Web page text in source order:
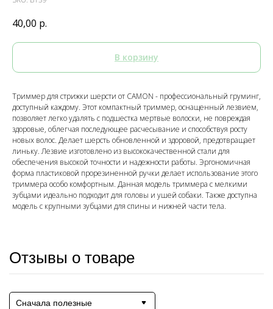
40,00 р.
В корзину
Триммер для стрижки шерсти от CAMON - профессиональный груминг,
доступный каждому. Этот компактный триммер, оснащенный лезвием,
позволяет легко удалять с подшестка мертвые волоски, не повреждая
здоровые, облегчая последующее расчесывание и способствуя росту
новых волос. Делает шерсть обновленной и здоровой, предотвращает
линьку. Лезвие изготовлено из высококачественной стали для
обеспечения высокой точности и надежности работы. Эргономичная
форма пластиковой прорезиненной ручки делает использование этого
триммера особо комфортным. Данная модель триммера с мелкими
зубцами идеально подходит для головы и ушей собаки. Также доступна
модель с крупными зубцами для спины и нижней части тела.
Отзывы о товаре
Сначала полезные